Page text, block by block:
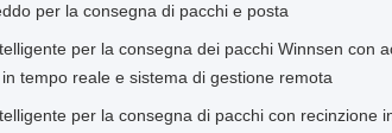
per la consegna di pacchi e posta
per la consegna dei pacchi Winnsen con
tempo reale e sistema di gestione remota
per la consegna di pacchi con recinzione